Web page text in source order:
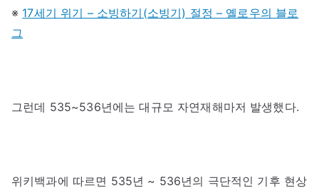
※ 17세기 위기 – 소빙하기(소빙기) 절정 – 옐로우의 블로
그
그런데 535~536년에는 대규모 자연재해마저 발생했다.
위키백과에 따르면 535년 ~ 536년의 극단적인 기후 현상